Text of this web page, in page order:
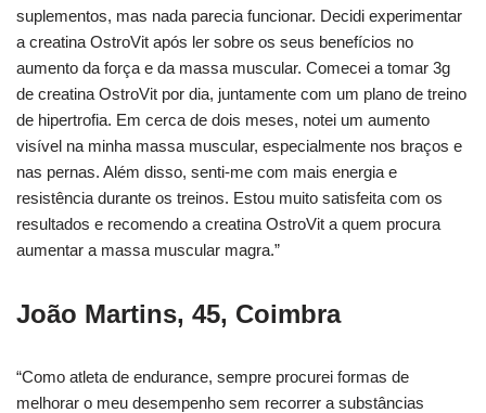
suplementos, mas nada parecia funcionar. Decidi experimentar
a creatina OstroVit após ler sobre os seus benefícios no
aumento da força e da massa muscular. Comecei a tomar 3g
de creatina OstroVit por dia, juntamente com um plano de treino
de hipertrofia. Em cerca de dois meses, notei um aumento
visível na minha massa muscular, especialmente nos braços e
nas pernas. Além disso, senti-me com mais energia e
resistência durante os treinos. Estou muito satisfeita com os
resultados e recomendo a creatina OstroVit a quem procura
aumentar a massa muscular magra.”
João Martins, 45, Coimbra
“Como atleta de endurance, sempre procurei formas de
melhorar o meu desempenho sem recorrer a substâncias